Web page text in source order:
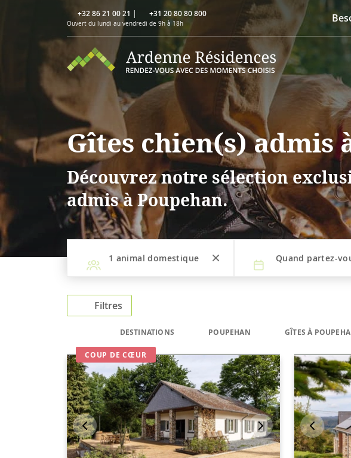
+32 86 21 00 21 | +31 20 80 80 800
Ouvert du lundi au vendredi de 9h à 18h
Gîtes chien(s) admis
Découvrez notre sélection
admis à Poupehan.
1 animal domestique Quand partez-
Filtres
DESTINATIONS POUPEHAN GÎTES À